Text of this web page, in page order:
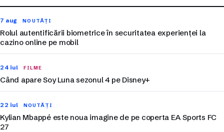
7 aug NOUTĂȚI
Rolul autentificării biometrice în securitatea experienței la
cazino online pe mobil
24 iul FILME
Când apare Soy Luna sezonul 4 pe Disney+
22 iul NOUTĂȚI
Kylian Mbappé este noua imagine de pe coperta EA Sports FC
27